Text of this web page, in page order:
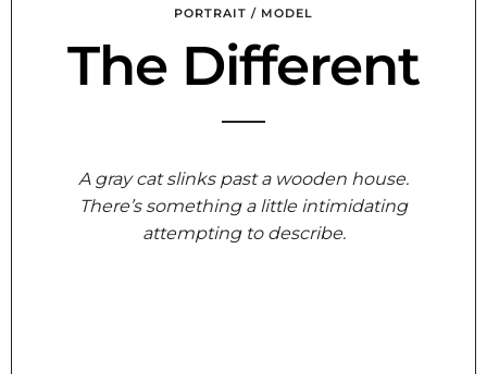
PORTRAIT / MODEL
The Different
A gray cat slinks past a wooden house.
There’s something a little intimidating
attempting to describe.